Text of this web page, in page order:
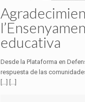
educativa
Desde la Plataforma en
respuesta de las
[…] [...]